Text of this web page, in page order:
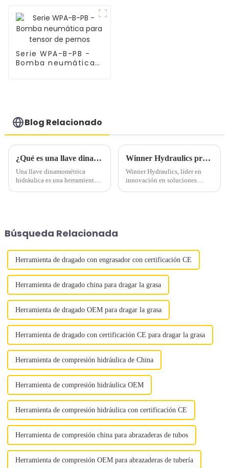
Serie WPA-B-PB -
Bomba neumática
Blog Relacionado
¿Qué es una llave dinamométrica hidráulica?
Una llave dinamométrica
hidráulica es una herramienta
Winner Hydraulics presenta una versátil bomba hidráulica de pie neumática para aplicaciones industriales
Winner Hydraulics, líder en
innovación en soluciones
Búsqueda Relacionada
Herramienta de dragado con engrasador con certificación CE
Herramienta de dragado china para dragar la grasa
Herramienta de dragado OEM para dragar la grasa
Herramienta de dragado con certificación CE para dragar la grasa
Herramienta de compresión hidráulica de China
Herramienta de compresión hidráulica OEM
Herramienta de compresión hidráulica con certificación CE
Herramienta de compresión china para abrazaderas de tubos
Herramienta de compresión OEM para abrazaderas de tubería